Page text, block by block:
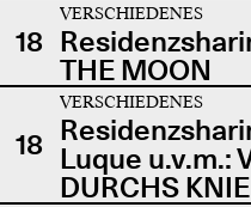
18
VERSCHIEDENES
THE MOON
18
VERSCHIEDENES
Luque u.v.m.:
DURCHS